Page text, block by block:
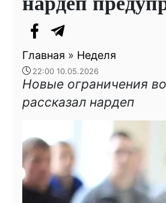
Главная » Неделя
22:00 10.05.2026
Новые ограничения
рассказал нардеп